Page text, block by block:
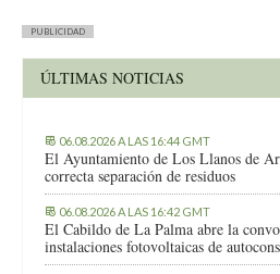
PUBLICIDAD
ÚLTIMAS NOTICIAS
06.08.2026 A LAS 16:44 GMT
El Ayuntamiento de Los Llanos de
correcta separación de residuos
06.08.2026 A LAS 16:42 GMT
El Cabildo de La Palma abre la
instalaciones fotovoltaicas de